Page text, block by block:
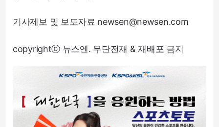
기사제보 및 보도자료 newsen@newsen.com
copyrightⓒ 뉴스엔. 무단전재 & 재배포 금지